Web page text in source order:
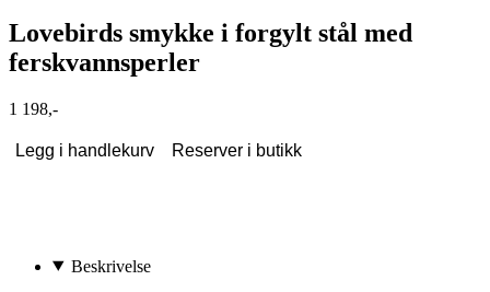
Lovebirds smykke i forgylt stål med
ferskvannsperler
1 198,-
Legg i handlekurv Reserver i butikk
Beskrivelse